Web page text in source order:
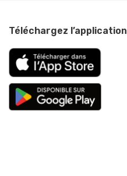
Téléchargez l’application